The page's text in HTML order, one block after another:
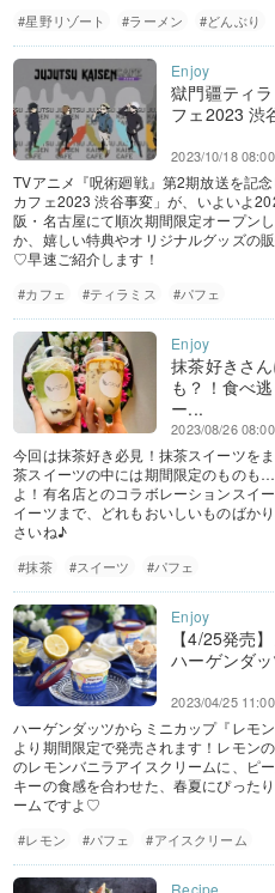
#星野リゾート #ラーメン #どんぶり
獄門疆ティ
フェ2023 渋
2023/10/18 08:00
TVアニメ『呪術廻戦』第2期放送を記
カフェ2023 渋谷事変」が、いよいよ
阪・名古屋にて順次期間限定オープン
か、嬉しい特典やオリジナルグッズの
♡早速ご紹介します！
#カフェ #ティラミス #パフェ
抹茶好きさ
も？！食べ
ー...
2023/08/26 08:00
今回は抹茶好き必見！抹茶スイーツを
茶スイーツの中には期間限定のものも
よ！有名店とのコラボレーションスイ
イーツまで、どれもおいしいものばか
さいね♪
#抹茶 #スイーツ #パフェ
【4/25発売
ハーゲンダ
2023/04/25 11:00
ハーゲンダッツからミニカップ『レモ
より期間限定で発売されます！レモン
のレモンバニラアイスクリームに、ピ
キーの食感を合わせた、春夏にぴった
ームですよ♡
#レモン #パフェ #アイスクリーム